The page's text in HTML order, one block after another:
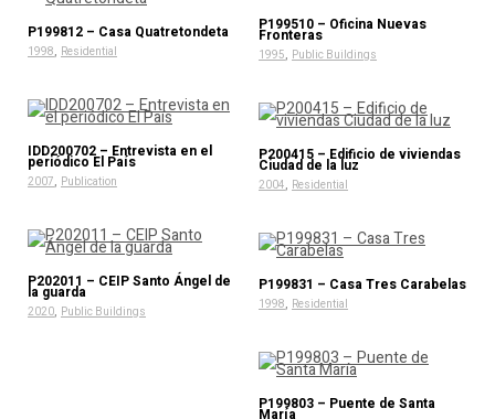
P199510 – Oficina Nuevas
Fronteras
1995, Public Buildings
P199812 – Casa Quatretondeta
1998, Residential
IDD200702 – Entrevista en el
periódico El País
2007, Publication
P200415 – Edificio de viviendas
Ciudad de la luz
2004, Residential
P202011 – CEIP Santo Ángel de
la guarda
2020, Public Buildings
P199831 – Casa Tres Carabelas
1998, Residential
P199803 – Puente de Santa
María